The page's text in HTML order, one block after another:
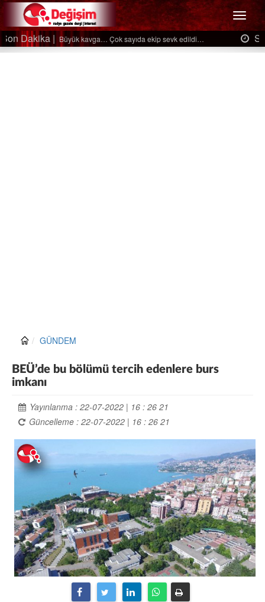
Menü
Son Dakika |Ağaçtan düştü…
GÜNDEM
BEÜ’de bu bölümü tercih edenlere burs
imkanı
Yayınlanma : 22-07-2022 | 16 : 26 21
Güncelleme : 22-07-2022 | 16 : 26 21